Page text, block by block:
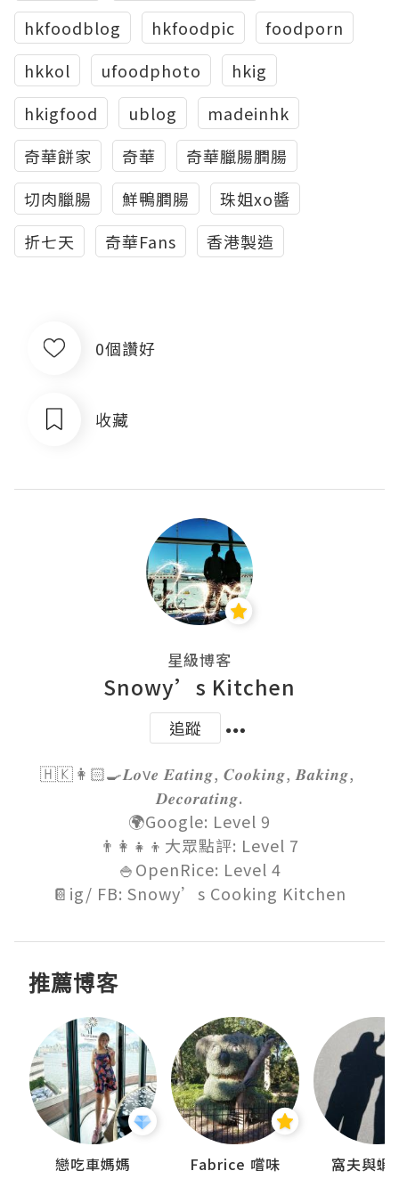
hkfoodblog
hkfoodpic
foodporn
hkkol
ufoodphoto
hkig
hkigfood
ublog
madeinhk
奇華餅家
奇華
奇華臘腸膶腸
切肉臘腸
鮮鴨膶腸
珠姐xo醬
折七天
奇華Fans 香港製造
0個讚好
收藏
星級博客
Snowy’s Kitchen
追蹤
🇭🇰👩🏻‍🍳𝑳𝒐v𝒆 𝑬𝒂𝒕𝒊𝒏𝒈, 𝑪𝒐𝒐𝒌𝒊𝒏𝒈, 𝑩𝒂𝒌𝒊𝒏𝒈,
𝑫𝒆𝒄𝒐𝒓𝒂𝒕𝒊𝒏𝒈.
🌍Google: Level 9
👨‍👩‍👧‍👦大眾點評: Level 7
🍚OpenRice: Level 4
📔ig/ FB: Snowy’s Cooking Kitchen
推薦博客
戀吃車媽媽 Fabrice 嚐味 窩夫與蝦